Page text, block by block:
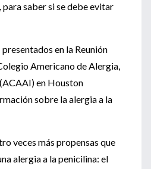
saber si se debe evitar
en la Reunión
Americano de Alergia,
en Houston
sobre la alergia a la
veces más propensas que
alergia a la penicilina: el